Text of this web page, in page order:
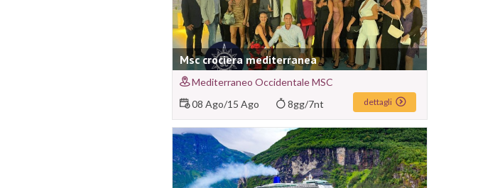
Msc crociera mediterranea
Mediterraneo Occidentale MSC
08 Ago/15 Ago 8gg/7nt dettagli